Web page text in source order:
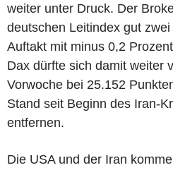
weiter unter Druck. Der
deutschen Leitindex gut
Auftakt mit minus 0,2
Dax dürfte sich damit weiter
Vorwoche bei 25.152
Stand seit Beginn des Iran-
entfernen.
Die USA und der Iran